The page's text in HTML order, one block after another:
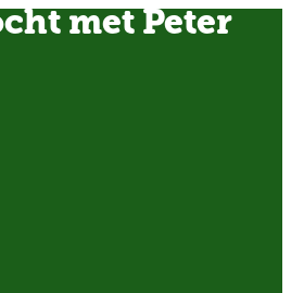
met Peter